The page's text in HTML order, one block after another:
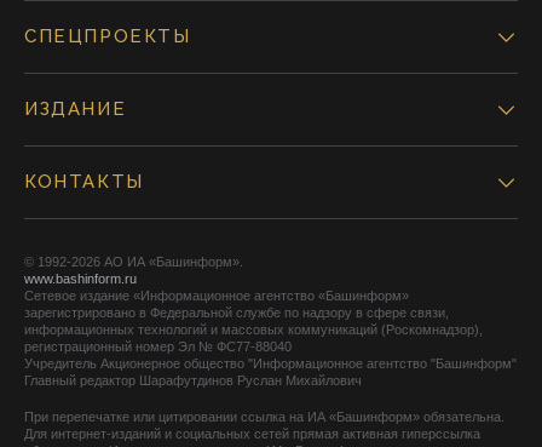
СПЕЦПРОЕКТЫ
ИЗДАНИЕ
КОНТАКТЫ
© 1992-2026 АО ИА «Башинформ».
www.bashinform.ru
Сетевое издание «Информационное агентство «Башинформ»
зарегистрировано в Федеральной службе по надзору в сфере связи,
информационных технологий и массовых коммуникаций (Роскомнадзор),
регистрационный номер Эл № ФС77-88040
Учредитель Акционерное общество "Информационное агентство "Башинформ"
Главный редактор Шарафутдинов Руслан Михайлович
При перепечатке или цитировании ссылка на ИА «Башинформ» обязательна.
Для интернет-изданий и социальных сетей прямая активная гиперссылка